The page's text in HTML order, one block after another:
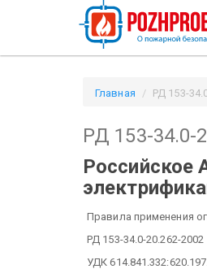
Главная РД 153-
РД 153-34.0-
Российское
Правила применения
РД 153-34.0-20.262-2002
УДК